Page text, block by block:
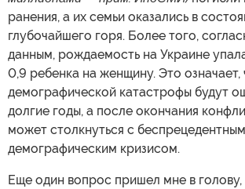
ранения, а их семьи оказались в
глубочайшего горя. Более того,
данным, рождаемость на Украине
0,9 ребенка на женщину. Это означает,
демографической катастрофы будут
долгие годы, а после окончания
может столкнуться с беспрецедентным
демографическим кризисом.
Еще один вопрос пришел мне в голову,